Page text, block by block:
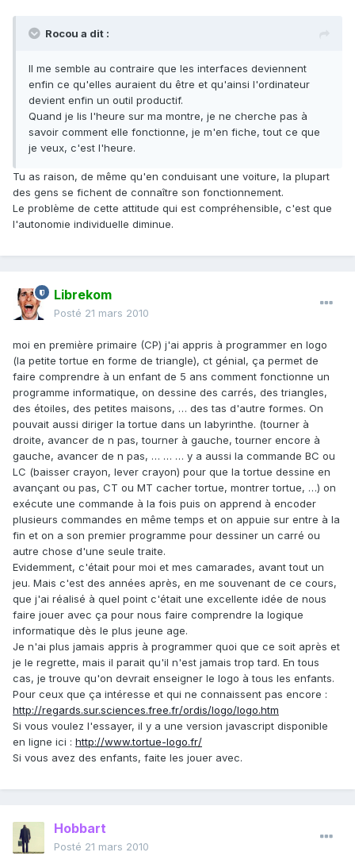
Rocou a dit :
Il me semble au contraire que les interfaces deviennent
enfin ce qu'elles auraient du être et qu'ainsi l'ordinateur
devient enfin un outil productif.
Quand je lis l'heure sur ma montre, je ne cherche pas à
savoir comment elle fonctionne, je m'en fiche, tout ce que
je veux, c'est l'heure.
Tu as raison, de même qu'en conduisant une voiture, la plupart
des gens se fichent de connaître son fonctionnement.
Le problème de cette attitude qui est compréhensible, c'est que
l'autonomie individuelle diminue.
Librekom
Posté 21 mars 2010
moi en première primaire (CP) j'ai appris à programmer en logo
(la petite tortue en forme de triangle), ct génial, ça permet de
faire comprendre à un enfant de 5 ans comment fonctionne un
programme informatique, on dessine des carrés, des triangles,
des étoiles, des petites maisons, … des tas d'autre formes. On
pouvait aussi diriger la tortue dans un labyrinthe. (tourner à
droite, avancer de n pas, tourner à gauche, tourner encore à
gauche, avancer de n pas, … … … y a aussi la commande BC ou
LC (baisser crayon, lever crayon) pour que la tortue dessine en
avançant ou pas, CT ou MT cacher tortue, montrer tortue, …) on
exécute une commande à la fois puis on apprend à encoder
plusieurs commandes en même temps et on appuie sur entre à la
fin et on a son premier programme pour dessiner un carré ou
autre chose d'une seule traite.
Evidemment, c'était pour moi et mes camarades, avant tout un
jeu. Mais c'est des années après, en me souvenant de ce cours,
que j'ai réalisé à quel point c'était une excellente idée de nous
faire jouer avec ça pour nous faire comprendre la logique
informatique dès le plus jeune age.
Je n'ai plus jamais appris à programmer quoi que ce soit après et
je le regrette, mais il parait qu'il n'est jamais trop tard. En tous
cas, je trouve qu'on devrait enseigner le logo à tous les enfants.
Pour ceux que ça intéresse et qui ne connaissent pas encore :
http://regards.sur.sciences.free.fr/ordis/logo/logo.htm
Si vous voulez l'essayer, il y a une version javascript disponible
en ligne ici : http://www.tortue-logo.fr/
Si vous avez des enfants, faite les jouer avec.
Hobbart
Posté 21 mars 2010